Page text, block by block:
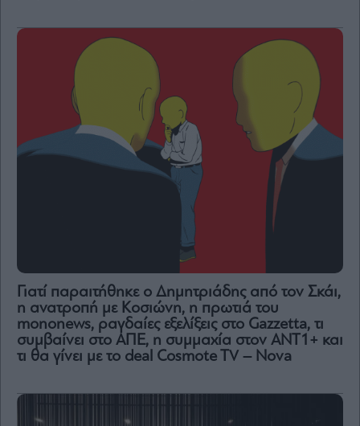
Γιατί παραιτήθηκε ο Δημητριάδης από τον Σκάι,
η ανατροπή με Κοσιώνη, η πρωτιά του
mononews, ραγδαίες εξελίξεις στο Gazzetta, τι
συμβαίνει στο ΑΠΕ, η συμμαχία στον ΑΝΤ1+ και
τι θα γίνει με το deal Cosmote TV – Nova